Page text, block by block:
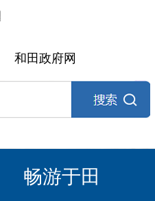
和田政府网
畅游于田